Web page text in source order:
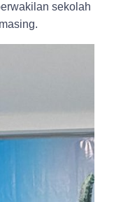
sekolah